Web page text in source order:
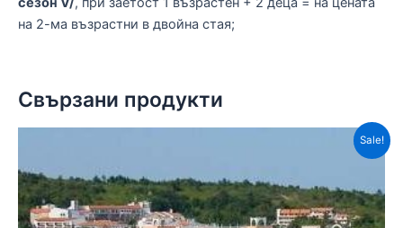
на 2-ма възрастни в двойна стая;
Свързани продукти
Sale!